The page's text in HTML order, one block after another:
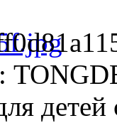
детей